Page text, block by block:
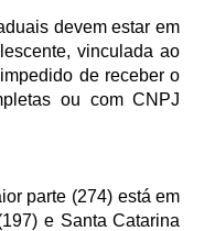
devem estar em
vinculada ao
de receber o
ou com CNPJ
parte (274) está em
e Santa Catarina